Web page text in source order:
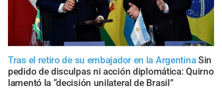
Tras el retiro de su embajador en la Argentina Sin
pedido de disculpas ni acción diplomática: Quirno
lamentó la “decisión unilateral de Brasil”